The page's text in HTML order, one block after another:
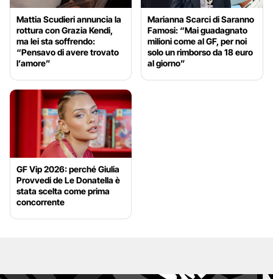
Mattia Scudieri annuncia la
rottura con Grazia Kendi,
ma lei sta soffrendo:
“Pensavo di avere trovato
l’amore”
Marianna Scarci di Saranno
Famosi: “Mai guadagnato
milioni come al GF, per noi
solo un rimborso da 18 euro
al giorno”
GF Vip 2026: perché Giulia
Provvedi de Le Donatella è
stata scelta come prima
concorrente